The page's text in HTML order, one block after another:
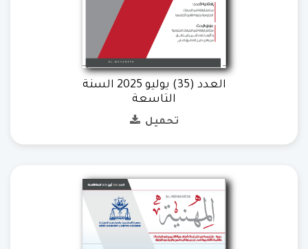
العدد (35) يوليو 2025 السنة
التاسعة
تحميل